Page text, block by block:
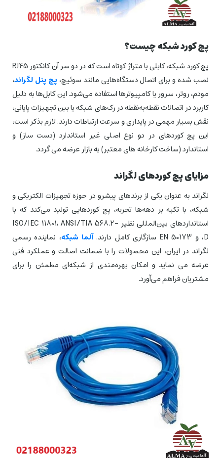
پچ کورد شبکه چیست؟
پچ کورد شبکه، کابلی با متراژ کوتاه است که در دو سر آن کانکتور RJ45
نصب شده و برای اتصال دستگاه‌هایی مانند سوئیچ،پچ پنل لگراند،
مودم، روتر، سرور یا کامپیوترها استفاده می‌شود. این کابل‌ها به دلیل
کاربرد در اتصالات نقطه‌به‌نقطه در رک‌های شبکه یا بین تجهیزات پایانی،
نقش بسیار مهمی در پایداری و سرعت ارتباطات دارند. لازم بذکر است،
این پچ کوردهای در دو نوع اصلی غیر استاندارد (دست ساز) و
استاندارد (ساخت کارخانه های معتبر) به بازار عرضه می گردد.
مزایای پچ کوردهای لگراند
لگراند به عنوان یکی از برندهای پیشرو در حوزه تجهیزات الکتریکی و
شبکه، با تکیه بر دهه‌ها تجربه، پچ کوردهایی تولید می‌کند که با
استانداردهای بین‌المللی نظیر ISO/IEC 11801، ANSI/TIA 568.2-
D، و EN 50173 سازگاری کامل دارند.
آلما شبکه، نماینده رسمی
لگراند در ایران، این محصولات را با ضمانت اصالت و عملکرد فنی
عرضه می نماید و امکان بهره‌مندی از شبکه‌ای مطمئن را برای
مشتریان فراهم می‌آورد.